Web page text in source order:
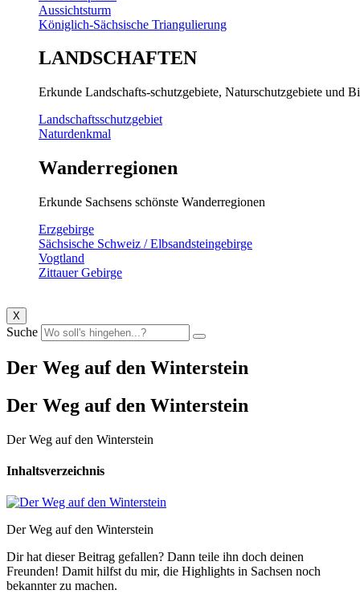
Aussichtsturm
Königlich-Sächsische Triangulierung
LANDSCHAFTEN
Erkunde Landschafts-schutzgebiete, Naturschutzgebiete und
Landschaftsschutzgebiet
Naturdenkmal
Wanderregionen
Erkunde Sachsens schönste Wanderregionen
Erzgebirge
Sächsische Schweiz / Elbsandsteingebirge
Vogtland
Zittauer Gebirge
X
Suche
Der Weg auf den Winterstein
Der Weg auf den Winterstein
Der Weg auf den Winterstein
Inhaltsverzeichnis
Der Weg auf den Winterstein
Dir hat dieser Beitrag gefallen? Dann teile ihn doch deinen
Freunden! Damit hilfst du mir, die Highlights in Sachsen noch
bekannter zu machen.